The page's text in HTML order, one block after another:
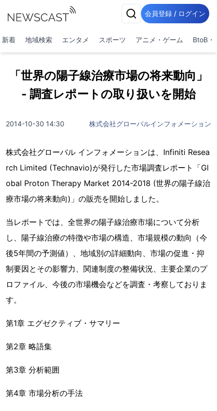
会員登録 / ログイン
新着 地域検索 エンタメ スポーツ アニメ・ゲーム BtoB・
「世界の陽子線治療市場の将来動向」
- 調査レポートの取り扱いを開始
2014-10-30 14:30 株式会社グローバルインフォメーション
株式会社グローバル インフォメーションは、Infiniti Resea
rch Limited (Technavio)が発行した市場調査レポート「Gl
obal Proton Therapy Market 2014-2018 (世界の陽子線治
療市場の将来動向)」の販売を開始しました。
当レポートでは、全世界の陽子線治療市場について分析
し、陽子線治療の特徴や市場の構造、市場規模の動向（今
後5年間の予測値）、地域別の詳細動向、市場の促進・抑
制要因とその影響力、関連制度の整備状況、主要企業のプ
ロファイル、今後の市場機会などを調査・考察しておりま
す。
第1章 エグゼクティブ・サマリー
第2章 略語集
第3章 分析範囲
第4章 市場分析の手法